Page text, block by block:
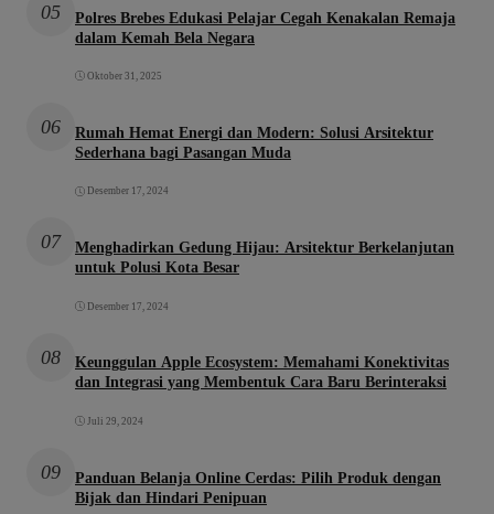
05
Polres Brebes Edukasi Pelajar Cegah Kenakalan Remaja
dalam Kemah Bela Negara
Oktober 31, 2025
06
Rumah Hemat Energi dan Modern: Solusi Arsitektur
Sederhana bagi Pasangan Muda
Desember 17, 2024
07
Menghadirkan Gedung Hijau: Arsitektur Berkelanjutan
untuk Polusi Kota Besar
Desember 17, 2024
08
Keunggulan Apple Ecosystem: Memahami Konektivitas
dan Integrasi yang Membentuk Cara Baru Berinteraksi
Juli 29, 2024
09
Panduan Belanja Online Cerdas: Pilih Produk dengan
Bijak dan Hindari Penipuan